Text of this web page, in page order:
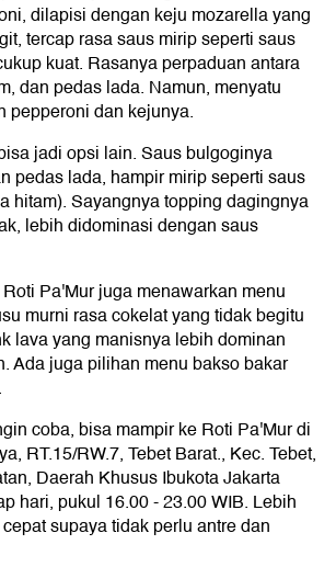
dilapisi dengan keju mozarella yang
tercap rasa saus mirip seperti saus
kuat. Rasanya perpaduan antara
dan pedas lada. Namun, menyatu
pepperoni dan kejunya.
jadi opsi lain. Saus bulgoginya
pedas lada, hampir mirip seperti saus
hitam). Sayangnya topping dagingnya
lebih didominasi dengan saus
Pa'Mur juga menawarkan menu
murni rasa cokelat yang tidak begitu
lava yang manisnya lebih dominan
Ada juga pilihan menu bakso bakar
coba, bisa mampir ke Roti Pa'Mur di
RT.15/RW.7, Tebet Barat., Kec. Tebet,
Daerah Khusus Ibukota Jakarta
hari, pukul 16.00 - 23.00 WIB. Lebih
supaya tidak perlu antre dan